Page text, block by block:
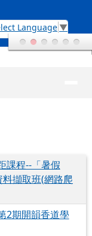
Language ▼
課程--「暑假
擷取班(網路爬
2期開韻香道學